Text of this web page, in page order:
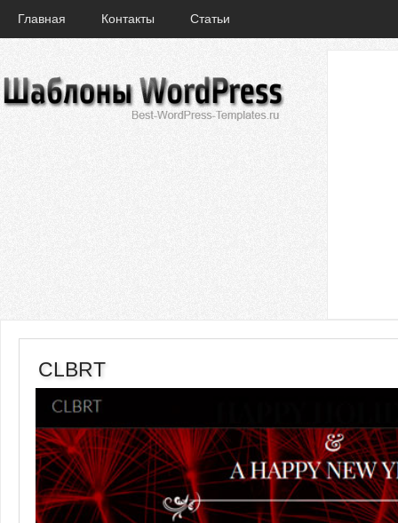
Главная Контакты Статьи
CLBRT